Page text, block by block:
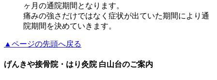
ヶ月の通院期間となります。
痛みの強さだけではなく症状が出ていた期間により通
院期間を決めていきます。
▲ページの先頭へ戻る
げんきや接骨院・はり灸院 白山台のご案内